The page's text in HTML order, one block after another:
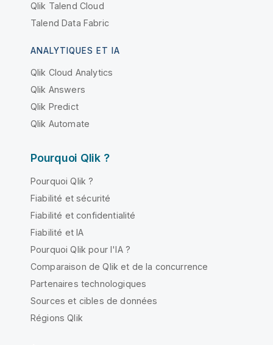
Qlik Talend Cloud
Talend Data Fabric
ANALYTIQUES ET IA
Qlik Cloud Analytics
Qlik Answers
Qlik Predict
Qlik Automate
Pourquoi Qlik ?
Pourquoi Qlik ?
Fiabilité et sécurité
Fiabilité et confidentialité
Fiabilité et IA
Pourquoi Qlik pour l'IA ?
Comparaison de Qlik et de la concurrence
Partenaires technologiques
Sources et cibles de données
Régions Qlik